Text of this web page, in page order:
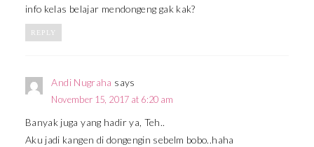
info kelas belajar mendongeng gak kak?
REPLY
Andi Nugraha says
November 15, 2017 at 6:20 am
Banyak juga yang hadir ya, Teh..
Aku jadi kangen di dongengin sebelm bobo..haha